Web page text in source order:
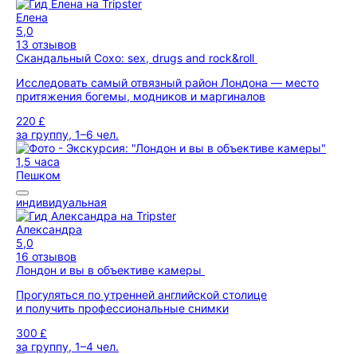
Елена
5,0
13 отзывов
Скандальный Сохо: sex, drugs and rock&roll
Исследовать самый отвязный район Лондона — место
притяжения богемы, модников и маргиналов
220 £
за группу, 1–6 чел.
1,5 часа
Пешком
индивидуальная
Александра
5,0
16 отзывов
Лондон и вы в объективе камеры
Прогуляться по утренней английской столице
и получить профессиональные снимки
300 £
за группу, 1–4 чел.